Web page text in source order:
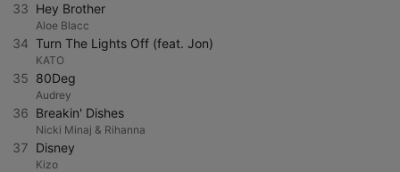
33 Hey Brother
Aloe Blacc
34 Turn The Lights Off (feat. Jon)
KATO
35 80Deg
Audrey
36 Breakin' Dishes
Nicki Minaj & Rihanna
37 Disney
Kizo